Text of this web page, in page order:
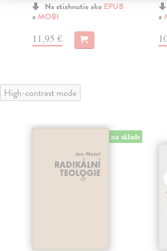
Na stiahnutie ako EPUB
a MOBI
11,95 €
a
High-contrast mode
na sklade